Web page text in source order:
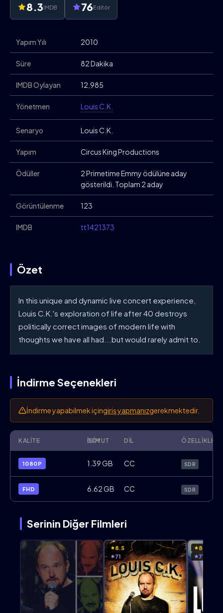
8.3IMDB 76Editör
Yapım Yılı 2010
Süre 82 Dakika
IMDB Oylayan 12,985
Yönetmen Louis C.K.
Senaryo Louis C.K.
Yapım Circus King Productions
Ödüller
2 Primetime Emmy ödülüne aday
gösterildi. Toplam 2 aday
Görüntülenme 123
IMDB tt1421373
Özet
In this unique and dynamic live concert experience,
Louis C.K.'s exploration of life after 40 destroys
politically correct images of modern life with
thoughts we have all had...but would rarely admit to.
İndirme Seçenekleri
İndirme yapabilmek içingiriş yapmanızgerekmektedir.
KALITE İSIM
BOYUT DIL ÖZELLIKLER
1080P 1.39 GB CC SDR
FHD 6.62 GB CC SDR
Serinin Diğer Filmleri
8.5
71
8.5
71